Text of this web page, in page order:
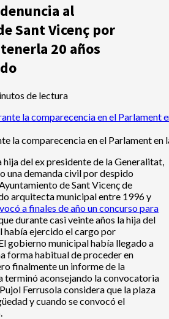
al
Sant Vicenç por
20 años
de lectura
la comparecencia en el Parlament
del ex presidente de la Generalitat,
una demanda civil por despido
de Sant Vicenç de
arquitecta municipal entre 1996 y
a finales de año un concurso para
durante casi veinte años la hija del
había ejercido el cargo por
gobierno municipal había llegado a
forma habitual de proceder en
finalmente un informe de la
terminó aconsejando la convocatoria
Ferrusola considera que la plaza
y cuando se convocó el